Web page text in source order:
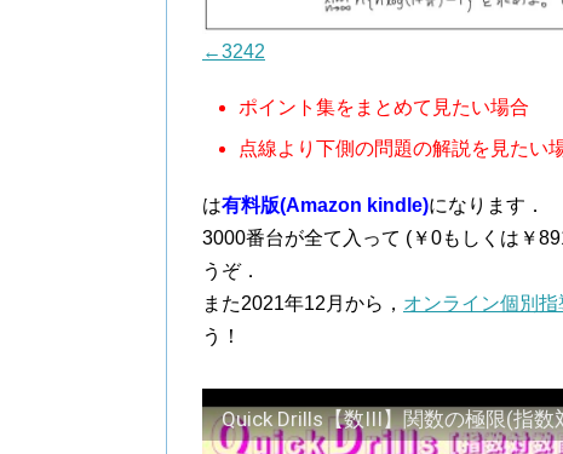
←3242
ポイント集をまとめて見たい場合
点線より下側の問題の解説を見たい
は有料版(Amazon kindle)になります．
3000番台が全て入って (￥0もしくは￥
うぞ．
また2021年12月から， オンライン個別
う！